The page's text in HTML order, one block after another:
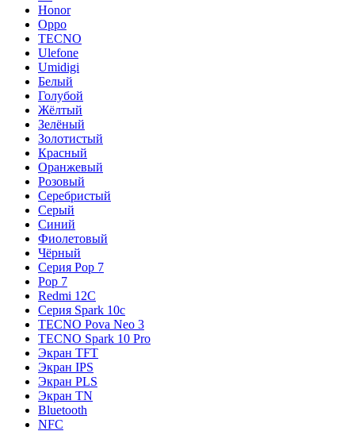
Honor
Oppo
TECNO
Ulefone
Umidigi
Белый
Голубой
Жёлтый
Зелёный
Золотистый
Красный
Оранжевый
Розовый
Серебристый
Серый
Синий
Фиолетовый
Чёрный
Серия Pop 7
Pop 7
Redmi 12C
Серия Spark 10c
TECNO Pova Neo 3
TECNO Spark 10 Pro
Экран TFT
Экран IPS
Экран PLS
Экран TN
Bluetooth
NFC